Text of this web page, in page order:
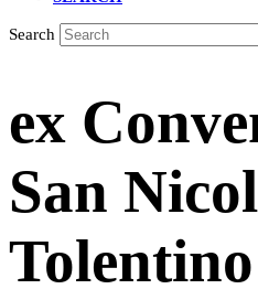
Search
ex
San
Tolentino